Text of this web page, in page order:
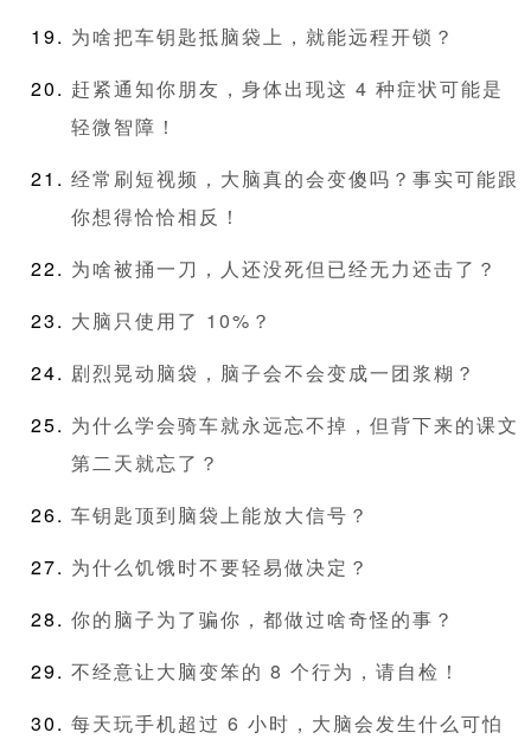
为啥把车钥匙抵脑袋上，就能远程开锁？
赶紧通知你朋友，身体出现这 4 种症状可能是
轻微智障！
经常刷短视频，大脑真的会变傻吗？事实可能跟
你想得恰恰相反！
为啥被捅一刀，人还没死但已经无力还击了？
大脑只使用了 10%？
剧烈晃动脑袋，脑子会不会变成一团浆糊？
为什么学会骑车就永远忘不掉，但背下来的课文
第二天就忘了？
车钥匙顶到脑袋上能放大信号？
为什么饥饿时不要轻易做决定？
你的脑子为了骗你，都做过啥奇怪的事？
不经意让大脑变笨的 8 个行为，请自检！
每天玩手机超过 6 小时，大脑会发生什么可怕